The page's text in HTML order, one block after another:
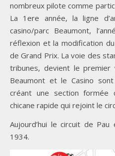
nombreux pilote comme
La 1ere année, la ligne
casino/parc Beaumont,
réflexion et la modification
de Grand Prix. La voie des
tribunes, devient le
Beaumont et le Casino
créant une section formée
chicane rapide qui rejoint le
Aujourd’hui le circuit de
1934.